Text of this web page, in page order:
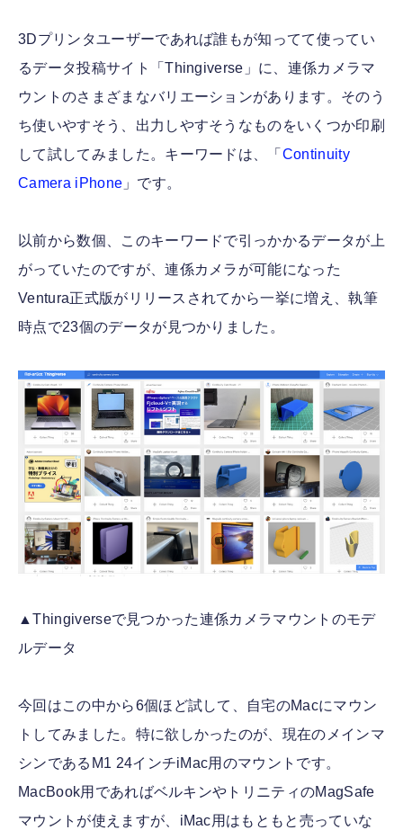
3Dプリンタユーザーであれば誰もが知ってて使ってい
るデータ投稿サイト「Thingiverse」に、連係カメラマ
ウントのさまざまなバリエーションがあります。そのう
ち使いやすそう、出力しやすそうなものをいくつか印刷
して試してみました。キーワードは、「 Continuity
Camera iPhone 」です。
以前から数個、このキーワードで引っかかるデータが上
がっていたのですが、連係カメラが可能になった
Ventura正式版がリリースされてから一挙に増え、執筆
時点で23個のデータが見つかりました。
▲Thingiverseで見つかった連係カメラマウントのモデ
ルデータ
今回はこの中から6個ほど試して、自宅のMacにマウン
トしてみました。特に欲しかったのが、現在のメインマ
シンであるM1 24インチiMac用のマウントです。
MacBook用であればベルキンやトリニティのMagSafe
マウントが使えますが、iMac用はもともと売っていな